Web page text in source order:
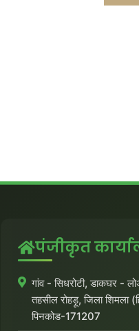
पंजीकृत
गांव - सिधरोटी, डाकघर -
तहसील रोहड़ू, जिला शिमला
पिनकोड-171207